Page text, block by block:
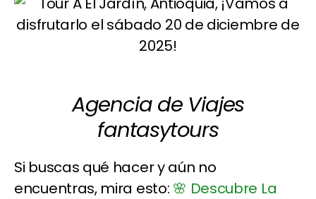
Agencia de Viajes
fantasytours
Si buscas qué hacer y aún no
encuentras, mira esto: 🌸 Descubre La